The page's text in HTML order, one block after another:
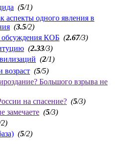
(5/1)
одного явления в
(3.5/2)
обсуждения КОБ (2.67/3)
(2.33/3)
(2/1)
возраст (5/5)
Большого взрыва не
на спасение? (5/3)
замечаете (5/3)
(5/2)